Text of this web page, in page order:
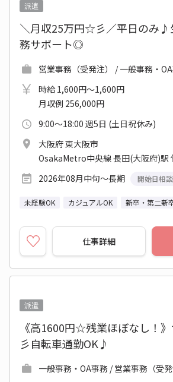
派遣
＼月収25万円☆彡／平日のみ♪
務サポート◎
営業事務（受発注） / 一般事務・
時給 1,600円～1,600円
月収例 256,000円
9:00～18:00 週5日 (土日祝休み)
大阪府 東大阪市
OsakaMetro中央線 長田(大阪府)駅
2026年08月中旬～長期
開始日相
未経験OK カジュアルOK 新卒・第二新
仕事詳細
派遣
《高1600円☆残業ほぼなし！
彡自転車通勤OK♪
一般事務・OA事務 / 営業事務（受発